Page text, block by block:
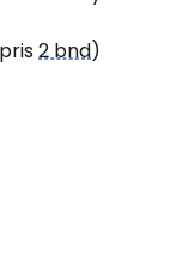
2 bnd)